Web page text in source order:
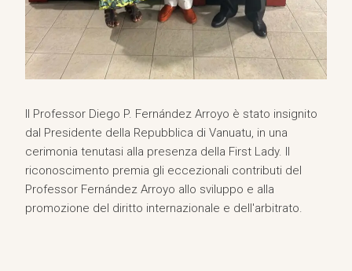
Il Professor Diego P. Fernández Arroyo è stato insignito
dal Presidente della Repubblica di Vanuatu, in una
cerimonia tenutasi alla presenza della First Lady. Il
riconoscimento premia gli eccezionali contributi del
Professor Fernández Arroyo allo sviluppo e alla
promozione del diritto internazionale e dell'arbitrato.